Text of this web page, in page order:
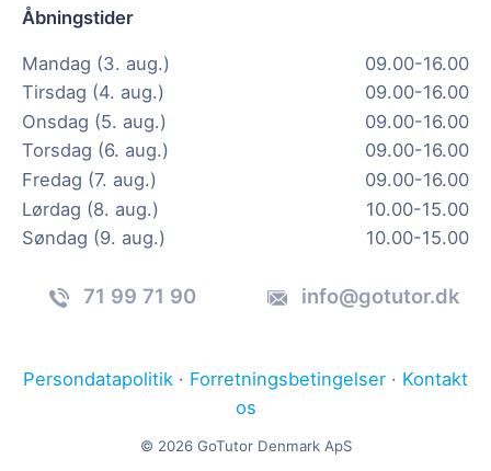
Åbningstider
Mandag (3. aug.)
09.00-16.00
Tirsdag (4. aug.)
09.00-16.00
Onsdag (5. aug.)
09.00-16.00
Torsdag (6. aug.)
09.00-16.00
Fredag (7. aug.)
09.00-16.00
Lørdag (8. aug.)
10.00-15.00
Søndag (9. aug.)
10.00-15.00
71 99 71 90 info@gotutor.dk
Persondatapolitik · Forretningsbetingelser · Kontakt
os
© 2026 GoTutor Denmark ApS